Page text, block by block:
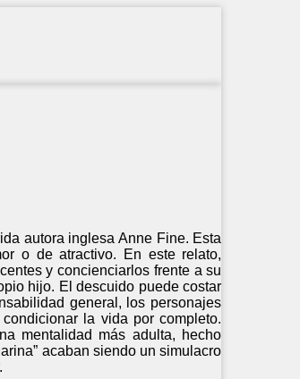
autora inglesa Anne Fine. Esta
o de atractivo. En este relato,
y concienciarlos frente a su
hijo. El descuido puede costar
general, los personajes
la vida por completo.
mentalidad más adulta, hecho
acaban siendo un simulacro